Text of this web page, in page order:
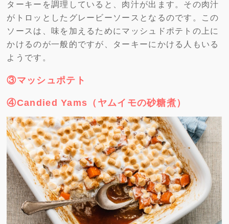
ターキーを調理していると、肉汁が出ます。その肉汁
がトロッとしたグレービーソースとなるのです。この
ソースは、味を加えるためにマッシュドポテトの上に
かけるのが一般的ですが、ターキーにかける人もいる
ようです。
③マッシュポテト
④Candied Yams（ヤムイモの砂糖煮）